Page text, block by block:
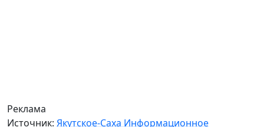
Реклама
Источник: Якутское-Саха Информационное